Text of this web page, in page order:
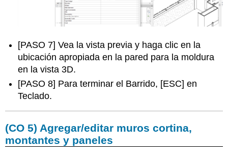
[PASO 7] Vea la vista previa y haga clic en la
ubicación apropiada en la pared para la moldura
en la vista 3D.
[PASO 8] Para terminar el Barrido, [ESC] en
Teclado.
(CO 5) Agregar/editar muros cortina,
montantes y paneles